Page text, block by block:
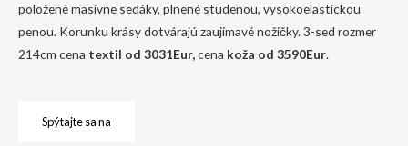
položené masívne sedáky, plnené studenou, vysokoelastickou
penou. Korunku krásy dotvárajú zaujímavé nožičky. 3-sed rozmer
214cm cena textil od 3031Eur,cena koža od 3590Eur.
Spýtajte sa na